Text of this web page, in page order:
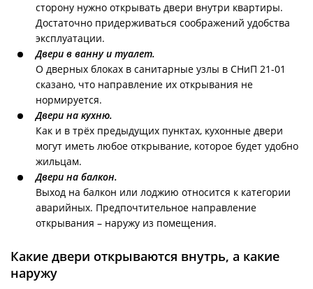
сторону нужно открывать двери внутри квартиры.
Достаточно придерживаться соображений удобства
эксплуатации.
Двери в ванну и туалет.
О дверных блоках в санитарные узлы в СНиП 21-01
сказано, что направление их открывания не
нормируется.
Двери на кухню.
Как и в трёх предыдущих пунктах, кухонные двери
могут иметь любое открывание, которое будет удобно
жильцам.
Двери на балкон.
Выход на балкон или лоджию относится к категории
аварийных. Предпочтительное направление
открывания – наружу из помещения.
Какие двери открываются внутрь, а какие
наружу